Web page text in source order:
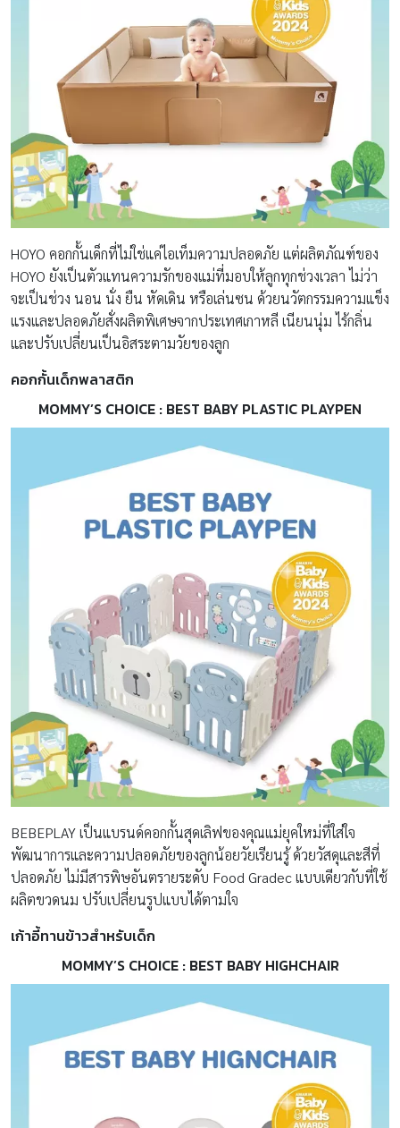
HOYO คอกกั้นเด็กที่ไม่ใช่แค่ไอเท็มความปลอดภัย แต่ผลิตภัณฑ์ของ
HOYO ยังเป็นตัวแทนความรักของแม่ที่มอบให้ลูกทุกช่วงเวลา ไม่ว่า
จะเป็นช่วง นอน นั่ง ยืน หัดเดิน หรือเล่นซน ด้วยนวัตกรรมความแข็ง
แรงและปลอดภัยสั่งผลิตพิเศษจากประเทศเกาหลี เนียนนุ่ม ไร้กลิ่น
และปรับเปลี่ยนเป็นอิสระตามวัยของลูก
คอกกั้นเด็กพลาสติก
MOMMY’S CHOICE : BEST BABY PLASTIC PLAYPEN
BEBEPLAY เป็นแบรนด์คอกกั้นสุดเลิฟของคุณแม่ยุคใหม่ที่ใส่ใจ
พัฒนาการและความปลอดภัยของลูกน้อยวัยเรียนรู้ ด้วยวัสดุและสีที่
ปลอดภัย ไม่มีสารพิษอันตรายระดับ Food Gradec แบบเดียวกับที่ใช้
ผลิตขวดนม ปรับเปลี่ยนรูปแบบได้ตามใจ
เก้าอี้ทานข้าวสำหรับเด็ก
MOMMY’S CHOICE : BEST BABY HIGHCHAIR